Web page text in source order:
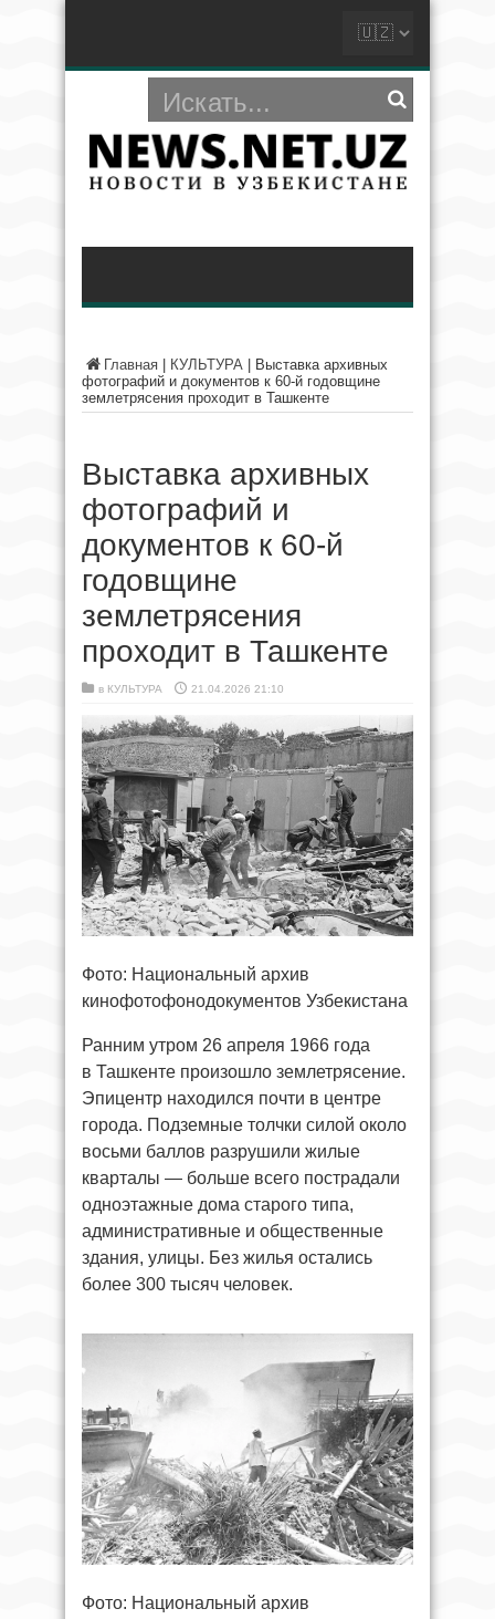
Главная КУЛЬТУРА
Выставка архивных
фотографий и документов к 60-й годовщине
землетрясения проходит в Ташкенте
Выставка архивных
фотографий и
документов к 60-й
годовщине
землетрясения
проходит в Ташкенте
в КУЛЬТУРА 21.04.2026 21:10
Фото: Национальный архив
кинофотофонодокументов Узбекистана
Ранним утром 26 апреля 1966 года
в Ташкенте произошло землетрясение.
Эпицентр находился почти в центре
города. Подземные толчки силой около
восьми баллов разрушили жилые
кварталы — больше всего пострадали
одноэтажные дома старого типа,
административные и общественные
здания, улицы. Без жилья остались
более 300 тысяч человек.
Фото: Национальный архив